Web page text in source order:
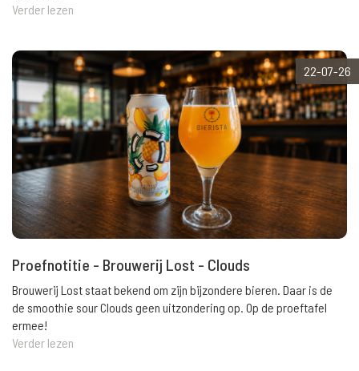
Verder lezen
22-07-26
Proefnotitie - Brouwerij Lost - Clouds
Brouwerij Lost staat bekend om zijn bijzondere bieren. Daar is de
de smoothie sour Clouds geen uitzondering op. Op de proeftafel
ermee!
Verder lezen